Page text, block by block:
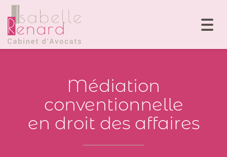
Médiation
conventionnelle
en droit des affaires